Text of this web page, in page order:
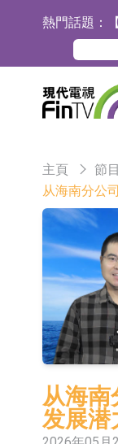
熱門話題：
主頁 節
从海南分公
从海南
发展潜